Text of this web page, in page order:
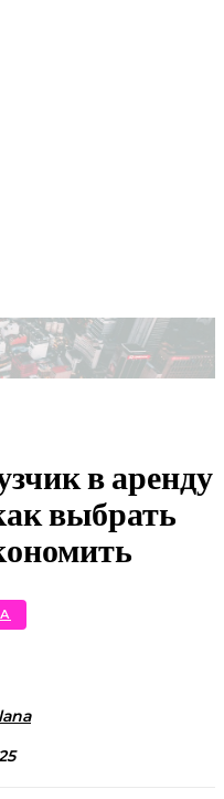
в аренду
выбрать